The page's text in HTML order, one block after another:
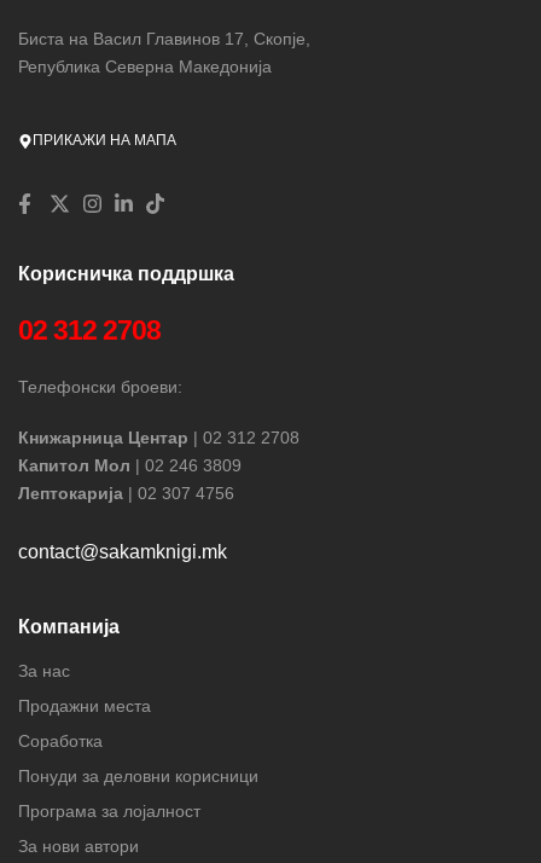
Биста на Васил Главинов 17, Скопје,
Република Северна Македонија
ПРИКАЖИ НА МАПА
Корисничка поддршка
02 312 2708
Телефонски броеви:
Книжарница Центар | 02 312 2708
Капитол Мол | 02 246 3809
Лептокарија | 02 307 4756
contact@sakamknigi.mk
Компанија
За нас
Продажни места
Соработка
Понуди за деловни корисници
Програма за лојалност
За нови автори